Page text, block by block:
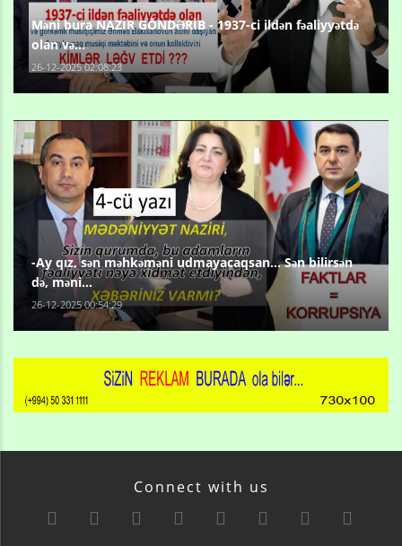
Məni bura NAZİR GÖNDƏRİB - 1937-ci ildən fəaliyyətdə
olan və...
26-12-2025 02:08:23
-Ay qız, sən məhkəməni udmayacaqsan... Sən bilirsən
də, məni...
26-12-2025 00:54:29
Connect with us